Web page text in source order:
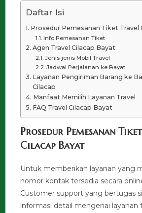
Daftar Isi
Prosedur Pemesanan Tiket Travel
Info Pemesanan Tiket
Agen Travel Cilacap Bayat
Jenis-jenis Mobil Travel
Jadwal Perjalanan ke Bayat
Layanan Pengiriman Barang ke
Cilacap
Manfaat Memilih Layanan Travel
FAQ Travel Cilacap Bayat
Prosedur Pemesanan
Cilacap Bayat
Untuk memberikan layanan yang
nomor kontak tersedia secara
Customer support yang bertugas
informasi detail mengenai layanan